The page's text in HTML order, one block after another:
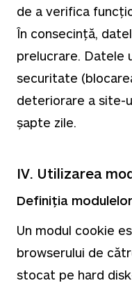
de a verifica
În consecință,
prelucrare. Datele
securitate
deteriorare a site-
șapte zile.
IV. Utilizarea
Definiția
Un modul cookie
browserului de
stocat pe hard